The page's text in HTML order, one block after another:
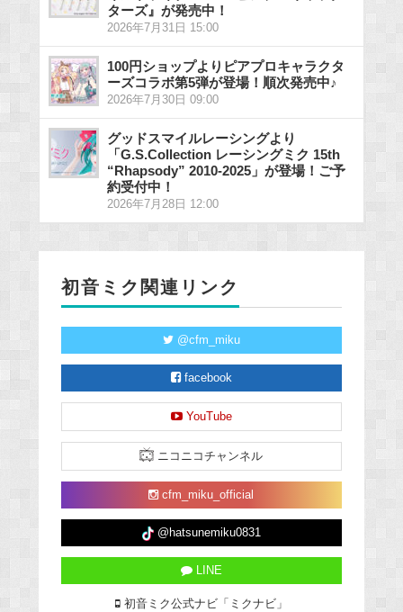
ターズ』が発売中！
2026年7月31日 15:00
100円ショップよりピアプロキャラクタ
ーズコラボ第5弾が登場！順次発売中♪
2026年7月30日 09:00
グッドスマイルレーシングより
「G.S.Collection レーシングミク 15th
“Rhapsody” 2010-2025」が登場！ご予
約受付中！
2026年7月28日 12:00
初音ミク関連リンク
@cfm_miku
facebook
YouTube
ニコニコチャンネル
cfm_miku_official
@hatsunemiku0831
LINE
初音ミク公式ナビ「ミクナビ」